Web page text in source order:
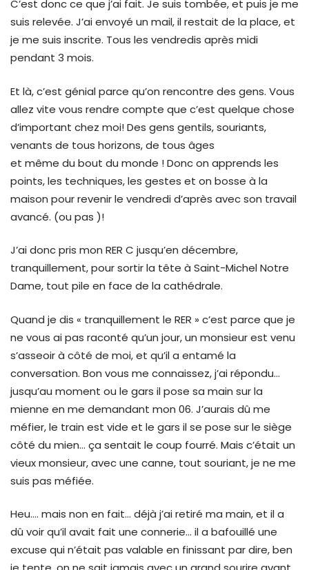
C’est donc ce que j’ai fait. Je suis tombée, et puis je me
suis relevée. J’ai envoyé un mail, il restait de la place, et
je me suis inscrite. Tous les vendredis après midi
pendant 3 mois.
Et là, c’est génial parce qu’on rencontre des gens. Vous
allez vite vous rendre compte que c’est quelque chose
d’important chez moi! Des gens gentils, souriants,
venants de tous horizons, de tous âges
et même du bout du monde ! Donc on apprends les
points, les techniques, les gestes et on bosse à la
maison pour revenir le vendredi d’après avec son travail
avancé. (ou pas )!
J’ai donc pris mon RER C jusqu’en décembre,
tranquillement, pour sortir la tête à Saint-Michel Notre
Dame, tout pile en face de la cathédrale.
Quand je dis « tranquillement le RER » c’est parce que je
ne vous ai pas raconté qu’un jour, un monsieur est venu
s’asseoir à côté de moi, et qu’il a entamé la
conversation. Bon vous me connaissez, j’ai répondu…
jusqu’au moment ou le gars il pose sa main sur la
mienne en me demandant mon 06. J’aurais dû me
méfier, le train est vide et le gars il se pose sur le siège
côté du mien… ça sentait le coup fourré. Mais c’était un
vieux monsieur, avec une canne, tout souriant, je ne me
suis pas méfiée.
Heu…. mais non en fait… déjà j’ai retiré ma main, et il a
dû voir qu’il avait fait une connerie… il a bafouillé une
excuse qui n’était pas valable en finissant par dire, ben